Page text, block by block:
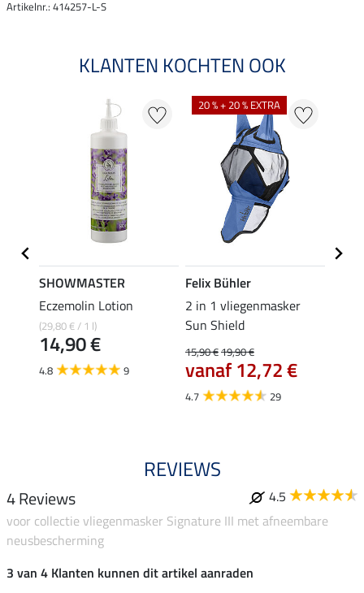
Artikelnr.: 414257-L-S
KLANTEN KOCHTEN OOK
SHOWMASTER
Eczemolin Lotion
(29,80 € / 1 l)
14,90 €
4.8 9
20 % + 20 % EXTRA
Felix Bühler
2 in 1 vliegenmasker
Sun Shield
15,90 €19,90 €
vanaf 12,72 €
4.7 29
REVIEWS
4 Reviews
4.5
voor collectie vliegenmasker Signature III met afneembare
neusbescherming
3 van 4 Klanten kunnen dit artikel aanraden